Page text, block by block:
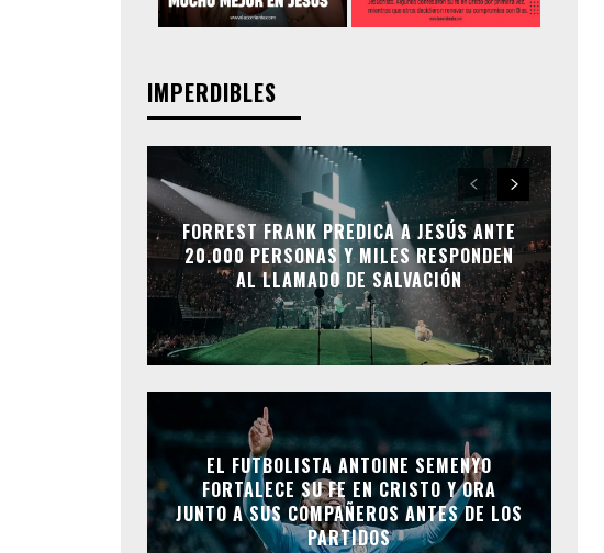
IMPERDIBLES
FORREST FRANK PREDICA A JESÚS ANTE
20.000 PERSONAS Y MILES RESPONDEN
AL LLAMADO DE SALVACIÓN
EL FUTBOLISTA ANTOINE SEMENYO
FORTALECE SU FE EN CRISTO Y ORA
JUNTO A SUS COMPAÑEROS ANTES DE LOS
PARTIDOS